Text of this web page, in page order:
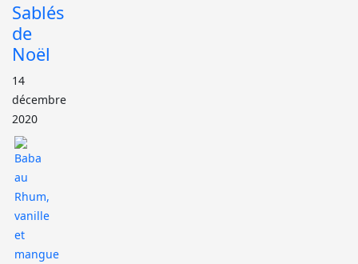
Sablés
de
Noël
14
décembre
2020